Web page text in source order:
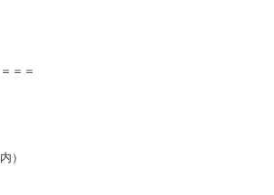
＝＝
）